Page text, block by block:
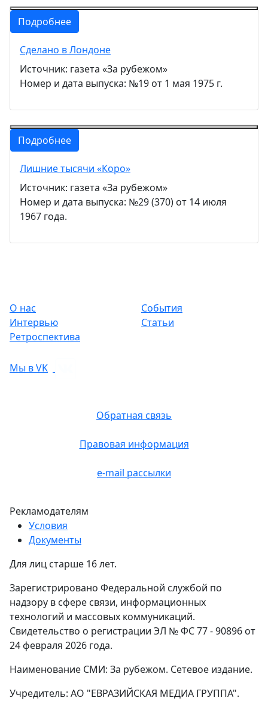
Подробнее
Сделано в Лондоне
Источник: газета «За рубежом»
Номер и дата выпуска: №19 от 1 мая 1975 г.
Подробнее
Лишние тысячи «Коро»
Источник: газета «За рубежом»
Номер и дата выпуска: №29 (370) от 14 июля
1967 года.
О нас
События
Интервью
Статьи
Ретроспектива
Мы в VK
Рекламодателям
Условия
Документы
Обратная связь
Правовая информация
e-mail рассылки
Для лиц старше 16 лет.
Зарегистрировано Федеральной службой по
надзору в сфере связи, информационных
технологий и массовых коммуникаций.
Свидетельство о регистрации ЭЛ № ФС 77 - 90896 от
24 февраля 2026 года.
Наименование СМИ: За рубежом. Сетевое издание.
Учредитель: АО "ЕВРАЗИЙСКАЯ МЕДИА ГРУППА".